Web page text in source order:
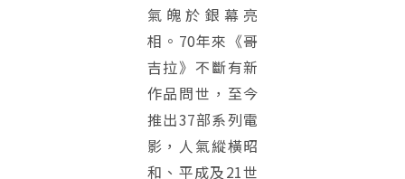
氣魄於銀幕亮
相。70年來《哥
吉拉》不斷有新
作品問世，至今
推出37部系列電
影，人氣縱橫昭
和、平成及21世